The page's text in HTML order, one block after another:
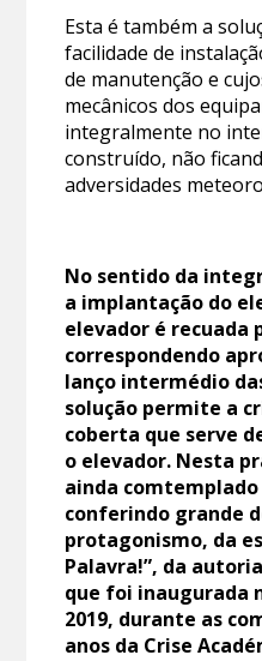
Esta é também a
facilidade de
de manutenção e
mecânicos dos
integralmente no
construído, não
adversidades
No sentido da
a implantação do
elevador é recuada
correspondendo
lanço intermédio
solução permite a
coberta que serve
o elevador. Nesta
ainda
conferindo grande
protagonismo, da
Palavra!”, da
que foi inaugurada
2019, durante as
anos da Crise